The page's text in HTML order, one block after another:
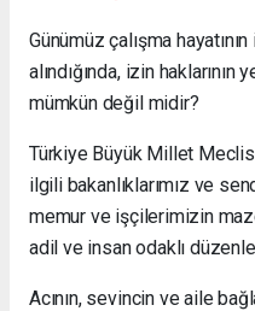
Günümüz çalışma
alındığında, izin
mümkün değil midir?
Türkiye Büyük Millet
ilgili bakanlıklarımız ve
memur ve işçilerimizin
adil ve insan odaklı
Acının, sevincin ve aile